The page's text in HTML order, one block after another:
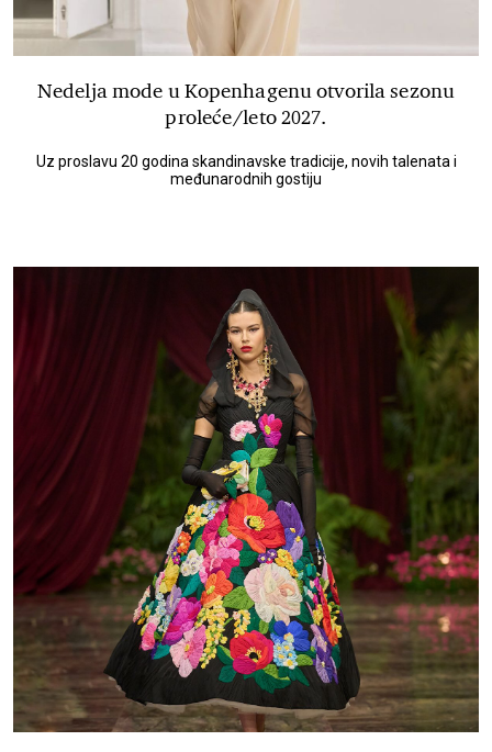
Nedelja mode u Kopenhagenu otvorila sezonu
proleće/leto 2027.
Uz proslavu 20 godina skandinavske tradicije, novih talenata i
međunarodnih gostiju